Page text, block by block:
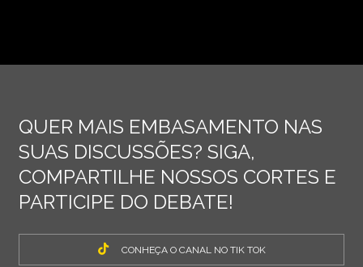
QUER MAIS EMBASAMENTO NAS
SUAS DISCUSSÕES? SIGA,
COMPARTILHE NOSSOS CORTES E
PARTICIPE DO DEBATE!
CONHEÇA O CANAL NO TIK TOK